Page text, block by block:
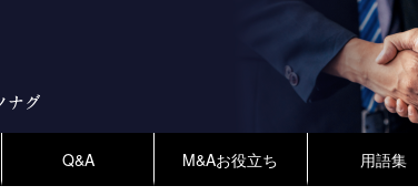
Q&A M&Aお役立ち 用語集